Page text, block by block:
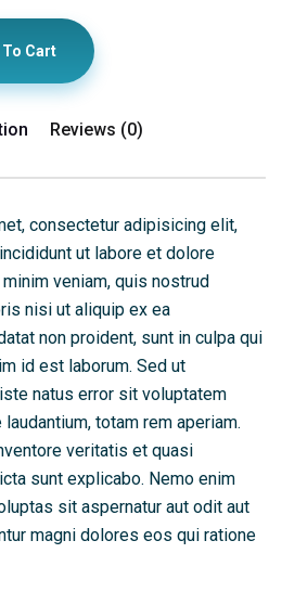
Cart
Reviews (0)
consectetur adipisicing elit,
ut labore et dolore
veniam, quis nostrud
nisi ut aliquip ex ea
non proident, sunt in culpa qui
id est laborum. Sed ut
natus error sit voluptatem
totam rem aperiam.
veritatis et quasi
sunt explicabo. Nemo enim
sit aspernatur aut odit aut
magni dolores eos qui ratione